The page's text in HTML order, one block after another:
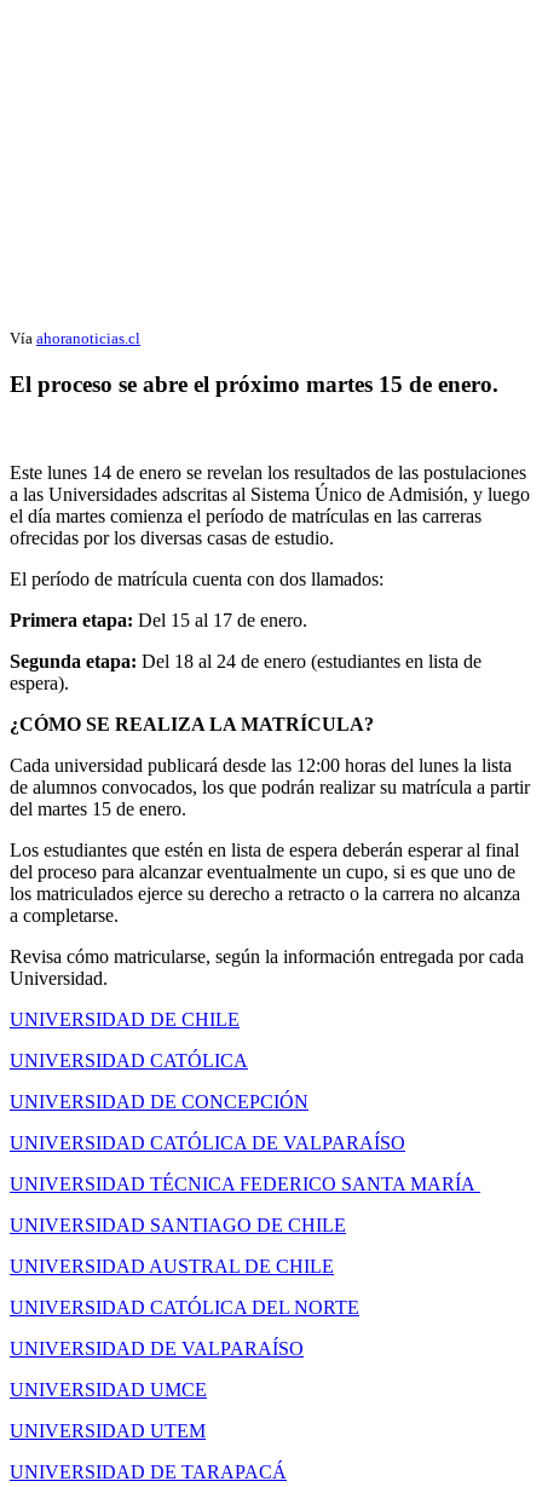
Vía ahoranoticias.cl
El proceso se abre el próximo martes 15 de enero.
Este lunes 14 de enero se revelan los resultados de las postulaciones
a las Universidades adscritas al Sistema Único de Admisión, y luego
el día martes comienza el período de matrículas en las carreras
ofrecidas por los diversas casas de estudio.
El período de matrícula cuenta con dos llamados:
Primera etapa: Del 15 al 17 de enero.
Segunda etapa: Del 18 al 24 de enero (estudiantes en lista de
espera).
¿CÓMO SE REALIZA LA MATRÍCULA?
Cada universidad publicará desde las 12:00 horas del lunes la lista
de alumnos convocados, los que podrán realizar su matrícula a partir
del martes 15 de enero.
Los estudiantes que estén en lista de espera deberán esperar al final
del proceso para alcanzar eventualmente un cupo, si es que uno de
los matriculados ejerce su derecho a retracto o la carrera no alcanza
a completarse.
Revisa cómo matricularse, según la información entregada por cada
Universidad.
UNIVERSIDAD DE CHILE
UNIVERSIDAD CATÓLICA
UNIVERSIDAD DE CONCEPCIÓN
UNIVERSIDAD CATÓLICA DE VALPARAÍSO
UNIVERSIDAD TÉCNICA FEDERICO SANTA MARÍA
UNIVERSIDAD SANTIAGO DE CHILE
UNIVERSIDAD AUSTRAL DE CHILE
UNIVERSIDAD CATÓLICA DEL NORTE
UNIVERSIDAD DE VALPARAÍSO
UNIVERSIDAD UMCE
UNIVERSIDAD UTEM
UNIVERSIDAD DE TARAPACÁ